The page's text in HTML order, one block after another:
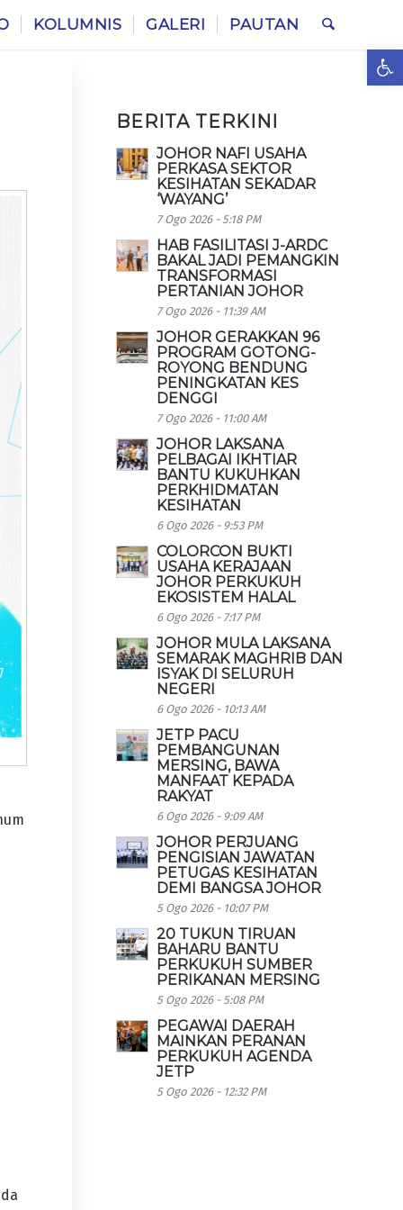
KOLUMNIS GALERI PAUTAN
BERITA TERKINI
JOHOR NAFI USAHA
PERKASA SEKTOR
KESIHATAN SEKADAR
‘WAYANG’
7 Ogo 2026 - 5:18 PM
HAB FASILITASI J-ARDC
BAKAL JADI PEMANGKIN
TRANSFORMASI
PERTANIAN JOHOR
7 Ogo 2026 - 11:39 AM
JOHOR GERAKKAN 96
PROGRAM GOTONG-
ROYONG BENDUNG
PENINGKATAN KES
DENGGI
7 Ogo 2026 - 11:00 AM
JOHOR LAKSANA
PELBAGAI IKHTIAR
BANTU KUKUHKAN
PERKHIDMATAN
KESIHATAN
6 Ogo 2026 - 9:53 PM
COLORCON BUKTI
USAHA KERAJAAN
JOHOR PERKUKUH
EKOSISTEM HALAL
6 Ogo 2026 - 7:17 PM
JOHOR MULA LAKSANA
SEMARAK MAGHRIB DAN
ISYAK DI SELURUH
NEGERI
6 Ogo 2026 - 10:13 AM
JETP PACU
PEMBANGUNAN
MERSING, BAWA
MANFAAT KEPADA
RAKYAT
6 Ogo 2026 - 9:09 AM
JOHOR PERJUANG
PENGISIAN JAWATAN
PETUGAS KESIHATAN
DEMI BANGSA JOHOR
5 Ogo 2026 - 10:07 PM
20 TUKUN TIRUAN
BAHARU BANTU
PERKUKUH SUMBER
PERIKANAN MERSING
5 Ogo 2026 - 5:08 PM
PEGAWAI DAERAH
MAINKAN PERANAN
PERKUKUH AGENDA
JETP
5 Ogo 2026 - 12:32 PM